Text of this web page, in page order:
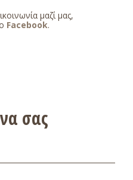
μαζί μας,
Facebook.
σας